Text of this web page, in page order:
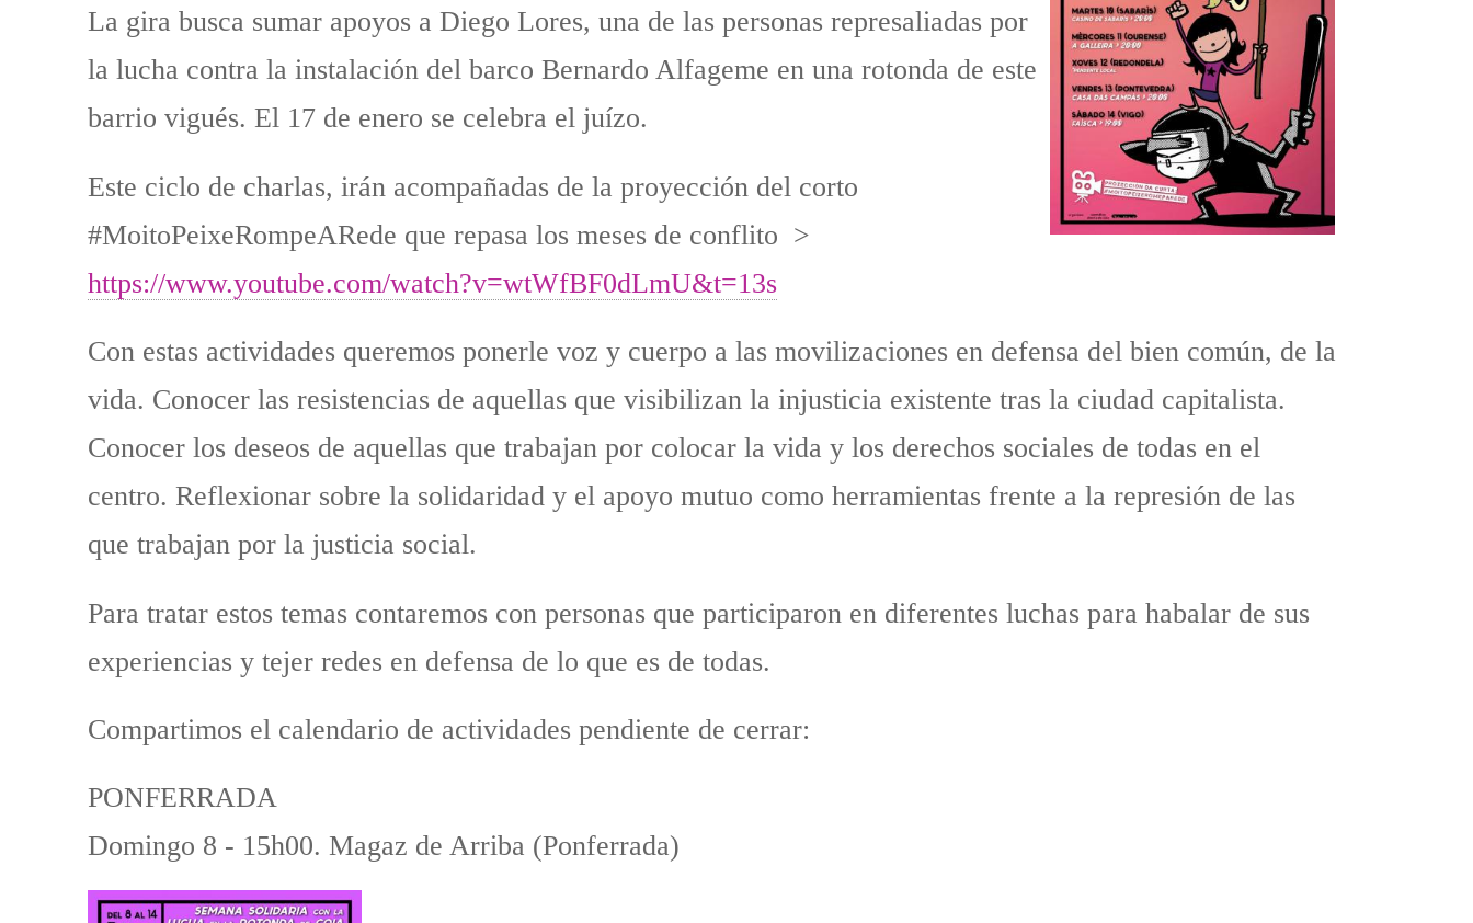
La gira busca sumar apoyos a Diego Lores, una de las personas represaliadas por
la lucha contra la instalación del barco Bernardo Alfageme en una rotonda de este
barrio vigués. El 17 de enero se celebra el juízo.
Este ciclo de charlas, irán acompañadas de la proyección del corto
#MoitoPeixeRompeARede que repasa los meses de conflito >
https://www.youtube.com/watch?v=wtWfBF0dLmU&t=13s
Con estas actividades queremos ponerle voz y cuerpo a las movilizaciones en defensa del bien común, de la
vida. Conocer las resistencias de aquellas que visibilizan la injusticia existente tras la ciudad capitalista.
Conocer los deseos de aquellas que trabajan por colocar la vida y los derechos sociales de todas en el
centro. Reflexionar sobre la solidaridad y el apoyo mutuo como herramientas frente a la represión de las
que trabajan por la justicia social.
Para tratar estos temas contaremos con personas que participaron en diferentes luchas para habalar de sus
experiencias y tejer redes en defensa de lo que es de todas.
Compartimos el calendario de actividades pendiente de cerrar:
PONFERRADA
Domingo 8 - 15h00. Magaz de Arriba (Ponferrada)